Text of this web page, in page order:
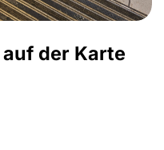
der Karte